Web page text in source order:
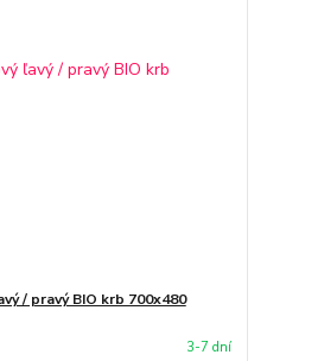
/ pravý BIO krb 700x480
3-7 dní